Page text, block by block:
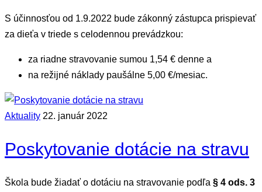
S účinnosťou od 1.9.2022 bude zákonný zástupca prispievať
za dieťa v triede s celodennou prevádzkou:
za riadne stravovanie sumou 1,54 € denne a
na režijné náklady paušálne 5,00 €/mesiac.
Aktuality 22. január 2022
Poskytovanie dotácie na stravu
Škola bude žiadať o dotáciu na stravovanie podľa § 4 ods. 3